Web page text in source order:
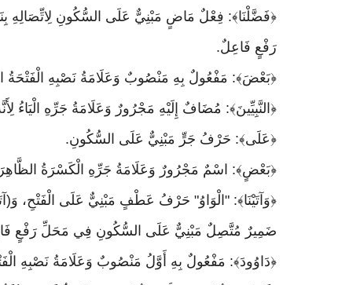
﴿فَضَّلْنَا﴾: فِعْلٌ مَاضٍ مَبْنِيٌّ عَلَى السُّكُونِ لِاتِّصَالِهِ
رَفْعٍ فَاعِلٌ.
﴿بَعْضَ﴾: مَفْعُولٌ بِهِ مَنْصُوبٌ وَعَلَامَةُ نَصْبِهِ الْفَتْحَةُ
﴿النَّبِيِّينَ﴾: مُضَافٌ إِلَيْهِ مَجْرُورٌ وَعَلَامَةُ جَرِّهِ الْيَاءُ
﴿عَلَى﴾: حَرْفُ جَرٍّ مَبْنِيٌّ عَلَى السُّكُونِ.
﴿بَعْضٍ﴾: اسْمٌ مَجْرُورٌ وَعَلَامَةُ جَرِّهِ الْكَسْرَةُ
﴿وَآتَيْنَا﴾: "الْوَاوُ" حَرْفُ عَطْفٍ مَبْنِيٌّ عَلَى الْفَتْحِ،
ضَمِيرٌ مُتَّصِلٌ مَبْنِيٌّ عَلَى السُّكُونِ فِي مَحَلِّ رَفْعٍ
﴿دَاوُودَ﴾: مَفْعُولٌ بِهِ أَوَّلُ مَنْصُوبٌ وَعَلَامَةُ نَصْبِهِ